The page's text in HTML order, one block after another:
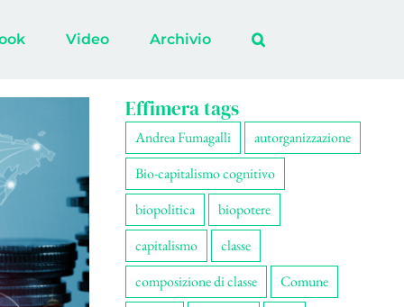
Video Archivio
Effimera tags
Andrea Fumagalli
autorganizzazione
Bio-capitalismo cognitivo
biopolitica
biopotere
capitalismo
classe
composizione di classe
Comune